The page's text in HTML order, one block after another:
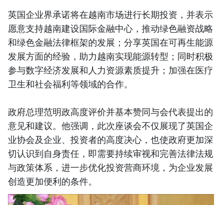
英国企业界承诺将在越南市场进行长期投资，并表示
愿意支持越南建设国际金融中心，推动绿色融资战略
和绿色金融法律框架的发展；分享英国在可再生能源
发展方面的经验，助力越南实现能源转型；同时积极
参与数字经济发展和人力资源素质提升；加强在医疗
卫生和社会福利等领域的合作。
政府总理范明政高度评价并基本赞同与会代表提出的
意见和建议。他强调，此次座谈会不仅展现了英国企
业协会及企业、投资者的高度决心，也使政府更加深
切认识到自身责任，即需要持续审视和完善法律法规
与政策体系，进一步优化投资营商环境，为企业发展
创造更加便利的条件。